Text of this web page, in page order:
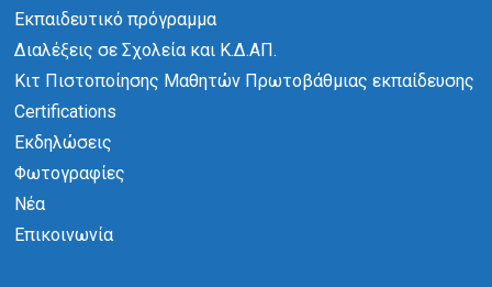
Εκπαιδευτικό πρόγραμμα
Διαλέξεις σε Σχολεία και Κ.Δ.ΑΠ.
Κιτ Πιστοποίησης Μαθητών Πρωτοβάθμιας εκπαίδευσης
Certifications
Εκδηλώσεις
Φωτογραφίες
Νέα
Επικοινωνία